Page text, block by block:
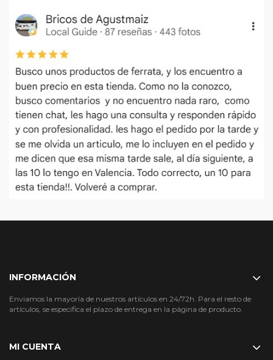
INFORMACIÓN
Enviamos la mayoría de nuestros artículos en 24/72h. Para el resto de
artículos, se especifica el plazo de entrega en la página de producto.
MI CUENTA